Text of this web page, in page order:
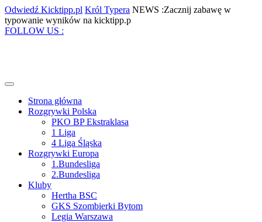
Skip
to
content
Odwiedź Kicktipp.pl Odwiedź
Kicktipp.pl
Król Typera Król
Typera
NEWS :Zacznij zabawę w
typowanie wyników na kicktipp.pZacznij
FOLLOW US :
Open
Strona główna
Rozgrywki Polska
PKO BP Ekstraklasa
1 Liga
4 Liga Śląska
Rozgrywki Europa
1.Bundesliga
2.Bundesliga
Kluby
Hertha BSC
GKS Szombierki Bytom
Legia Warszawa